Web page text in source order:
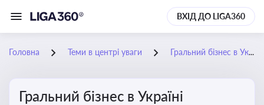
ВХІД ДО LIGA360
Головна Теми в центрі уваги Гральний бізнес в Україні
Гральний бізнес в Україні